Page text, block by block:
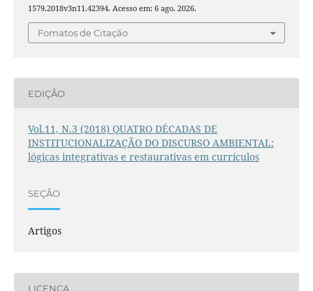
1579.2018v3n11.42394. Acesso em: 6 ago. 2026.
Fomatos de Citação
EDIÇÃO
Vol.11, N.3 (2018) QUATRO DÉCADAS DE
INSTITUCIONALIZAÇÃO DO DISCURSO AMBIENTAL:
lógicas integrativas e restaurativas em currículos
SEÇÃO
Artigos
LICENÇA